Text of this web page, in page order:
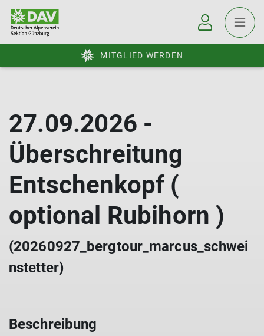
MITGLIED WERDEN
27.09.2026 -
Überschreitung
Entschenkopf (
optional Rubihorn )
(20260927_bergtour_marcus_schwei
nstetter)
Beschreibung